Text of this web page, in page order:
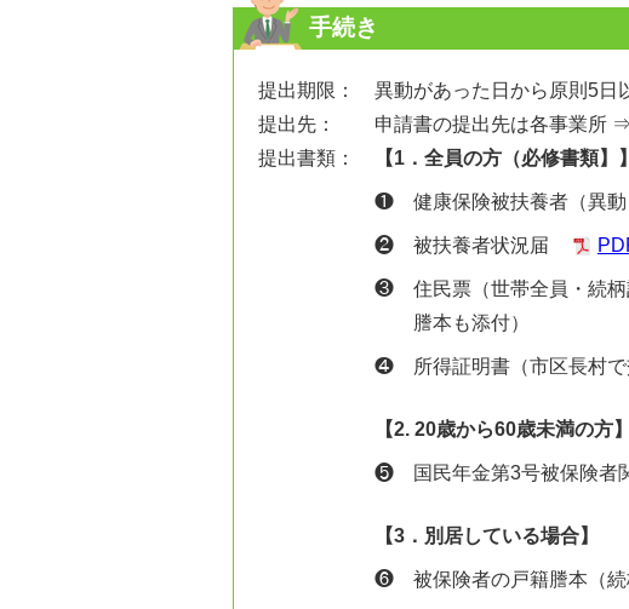
手続き
提出期限：
異動があった日から原則5日
提出先：
申請書の提出先は各事業所 ⇒
提出書類：
【1．全員の方（必修書類】】
❶ 健康保険被扶養者（異
❷ 被扶養者状況届
❸ 住民票（世帯全員・続柄
謄本も添付）
❹ 所得証明書（市区長村で
【2. 20歳から60歳未満の方】
❺ 国民年金第3号被保険者
【3．別居している場合】
❻ 被保険者の戸籍謄本（続